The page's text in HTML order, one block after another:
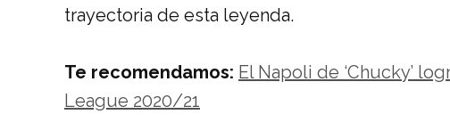
trayectoria de esta leyenda.
Te recomendamos: El Napoli de ‘Chucky’
League 2020/21